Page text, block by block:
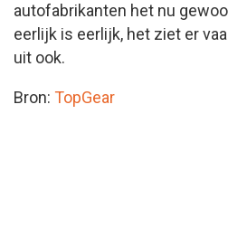
autofabrikanten het nu
eerlijk is eerlijk, het ziet er
uit ook.
Bron: TopGear